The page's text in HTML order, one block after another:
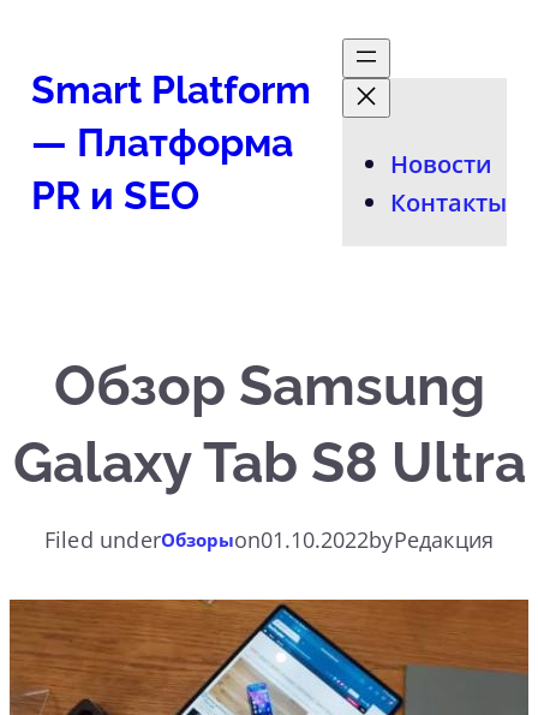
содержимому
Smart Platform
— Платформа
PR и SEO
Новости
Контакты
Обзор Samsung
Galaxy Tab S8 Ultra
Filed underОбзорыon01.10.2022byРедакция